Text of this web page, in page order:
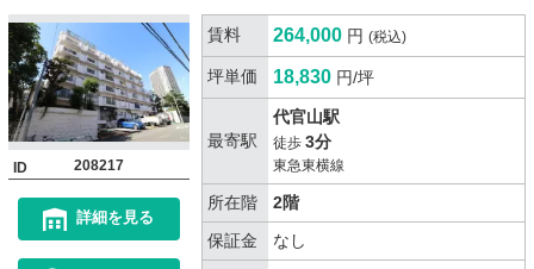
ID 208217
詳細を見る
賃料 264,000 円 (税込)
坪単価 18,830 円/坪
最寄駅
代官山駅
徒歩 3分
東急東横線
所在階
2階
保証金
なし